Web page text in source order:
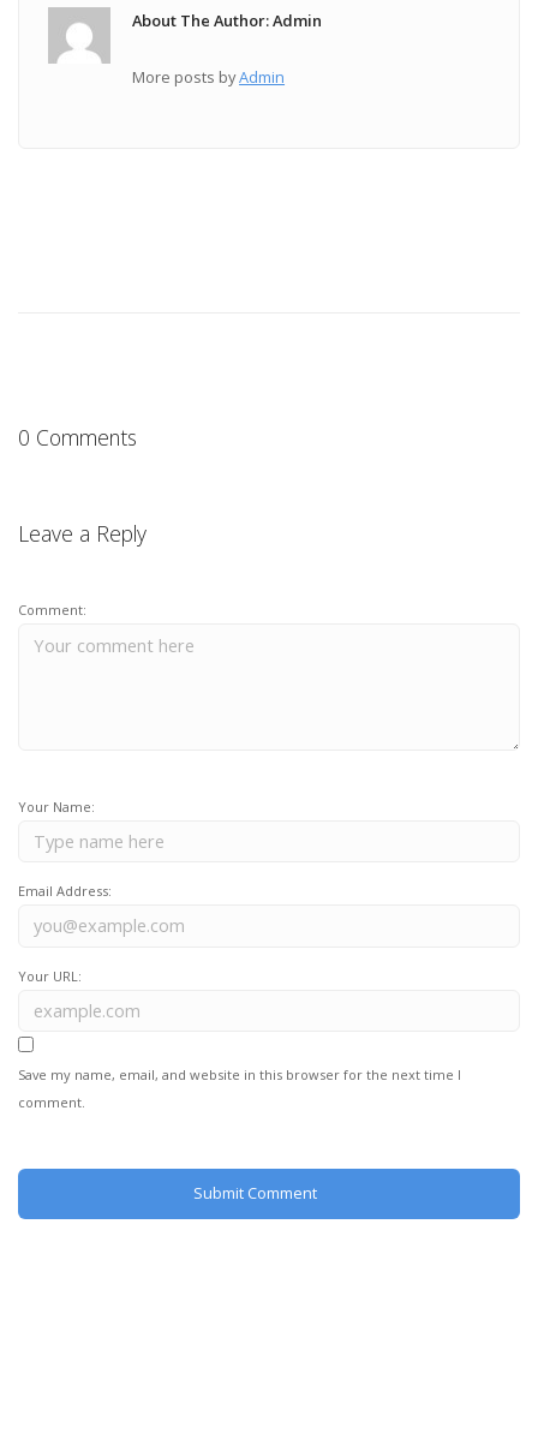
About The Author: Admin
More posts byAdmin
0 Comments
Leave a Reply
Comment:
Your Name:
Email Address:
Your URL:
Save my name, email, and website in this browser for the next time I
comment.